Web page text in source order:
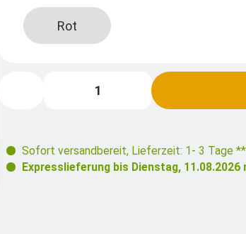
Rot
Sofort versandbereit, Lieferzeit: 1- 3 Tage **
Expresslieferung bis Dienstag, 11.08.2026